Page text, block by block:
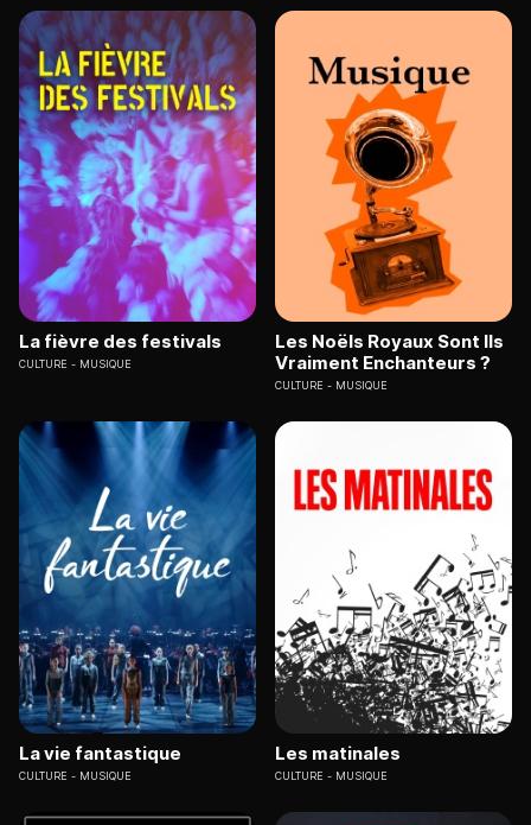
La fièvre des festivals
CULTURE MUSIQUE
Les Noëls Royaux Sont Ils
Vraiment Enchanteurs ?
CULTURE MUSIQUE
La vie fantastique
CULTURE MUSIQUE
Les matinales
CULTURE MUSIQUE